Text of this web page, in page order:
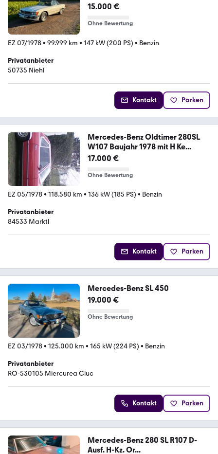
15.000 €
Ohne Bewertung
EZ 07/1978• 99.999 km • 147 kW (200 PS) • Benzin
Privatanbieter
50735 Niehl
Kontakt Parken
Mercedes-Benz Oldtimer 280SL
W107 Baujahr 1978 mit H Ke...
17.000 €
Ohne Bewertung
EZ 05/1978• 118.580 km • 136 kW (185 PS) • Benzin
Privatanbieter
84533 Marktl
Kontakt Parken
Mercedes-Benz SL 450
19.000 €
Ohne Bewertung
EZ 03/1978• 125.000 km • 165 kW (224 PS) • Benzin
Privatanbieter
RO-530105 Miercurea Ciuc
Kontakt Parken
Mercedes-Benz 280 SL R107 D-
Ausf. H-Kz. Or...